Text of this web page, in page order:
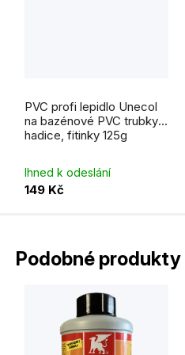
PVC profi lepidlo Unecol
na bazénové PVC trubky,
hadice, fitinky 125g
hodnocení
produktu
je
5,0
z
Ihned k odeslání
149 Kč
Podobné produkty